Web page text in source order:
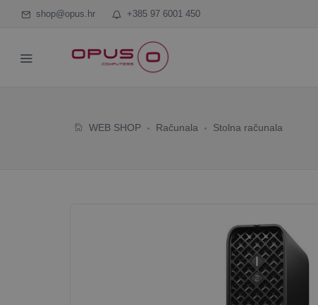
shop@opus.hr +385 97 6001 450
WEB SHOP Računala Stolna računala